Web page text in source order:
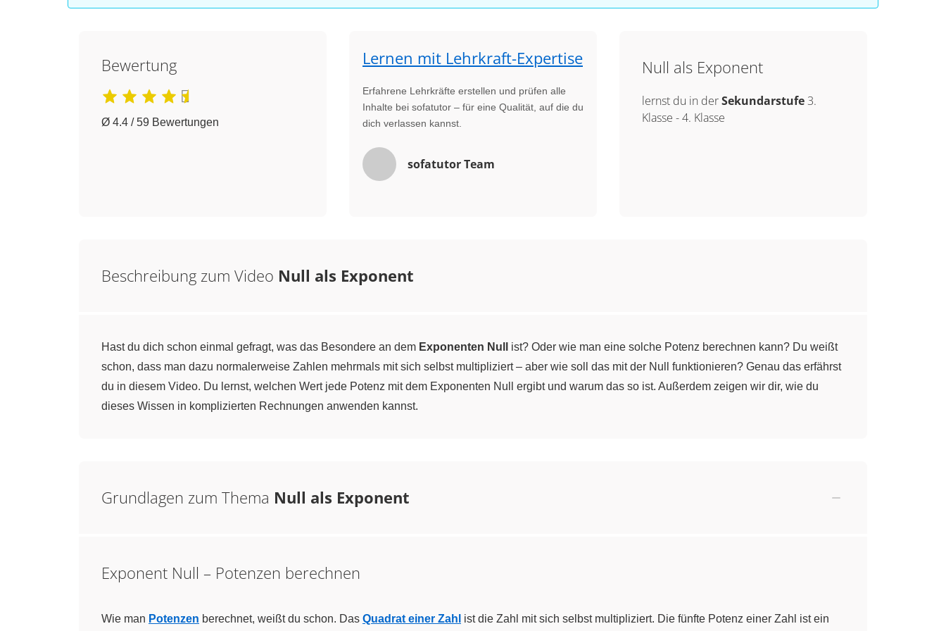
Bewertung
Ø 4.4 / 59 Bewertungen
Lernen mit Lehrkraft-Expertise
Erfahrene Lehrkräfte erstellen und prüfen alle
Inhalte bei sofatutor – für eine Qualität, auf die du
dich verlassen kannst.
sofatutor Team
Null als Exponent
lernst du in derSekundarstufe 3.
Klasse -4. Klasse
Beschreibung zum Video Null als Exponent
Hast du dich schon einmal gefragt, was das Besondere an dem Exponenten Null
ist? Oder wie man eine solche Potenz berechnen kann? Du weißt
schon, dass man dazu normalerweise Zahlen mehrmals mit sich selbst multipliziert – aber wie soll das mit der Null funktionieren? Genau das erfährst
du in diesem Video. Du lernst, welchen Wert jede Potenz mit dem Exponenten Null ergibt und warum das so ist. Außerdem zeigen wir dir, wie du
dieses Wissen in komplizierten Rechnungen anwenden kannst.
Grundlagen zum Thema Null als Exponent
Exponent Null – Potenzen berechnen
Wie man Potenzen berechnet, weißt du schon. Das Quadrat einer Zahl ist die Zahl mit sich selbst multipliziert. Die fünfte Potenz einer Zahl ist ein